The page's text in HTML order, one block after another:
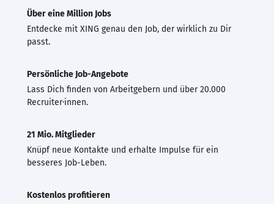
Über eine Million Jobs
Entdecke mit XING genau den Job, der wirklich zu Dir
passt.
Persönliche Job-Angebote
Lass Dich finden von Arbeitgebern und über 20.000
Recruiter·innen.
21 Mio. Mitglieder
Knüpf neue Kontakte und erhalte Impulse für ein
besseres Job-Leben.
Kostenlos profitieren